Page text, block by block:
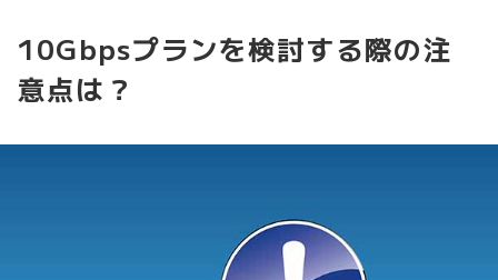
10Gbpsプランを検討する際の注
意点は？